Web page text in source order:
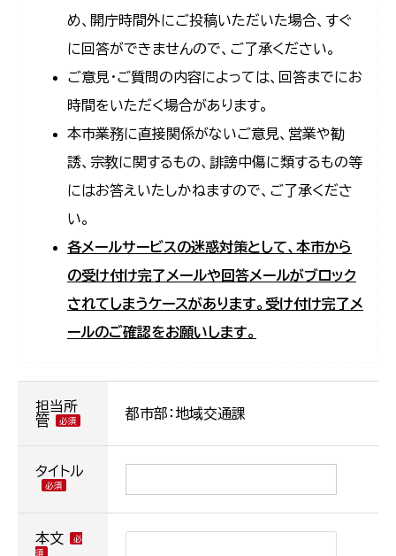
め、開庁時間外にご投稿いただいた場合、すぐ
に回答ができませんので、ご了承ください。
ご意見・ご質問の内容によっては、回答までにお
時間をいただく場合があります。
本市業務に直接関係がないご意見、営業や勧
誘、宗教に関するもの、誹謗中傷に類するもの等
にはお答えいたしかねますので、ご了承くださ
い。
各メールサービスの迷惑対策として、本市から
の受け付け完了メールや回答メールがブロック
されてしまうケースがあります。受け付け完了メ
ールのご確認をお願いします。
担当所
管
都市部：地域交通課
タイトル
本文